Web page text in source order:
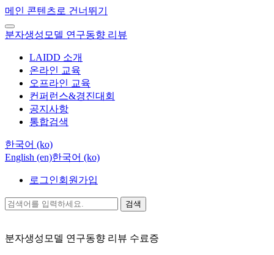
메인 콘텐츠로 건너뛰기
분자생성모델 연구동향 리뷰
LAIDD 소개
온라인 교육
오프라인 교육
컨퍼런스&경진대회
공지사항
통합검색
한국어 ‎(ko)‎
English ‎(en)‎한국어 ‎(ko)‎
로그인회원가입
검색
분자생성모델 연구동향 리뷰 수료증